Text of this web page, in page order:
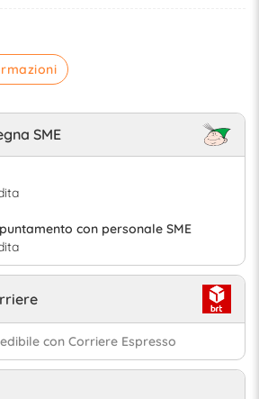
SME
con personale SME
con Corriere Espresso